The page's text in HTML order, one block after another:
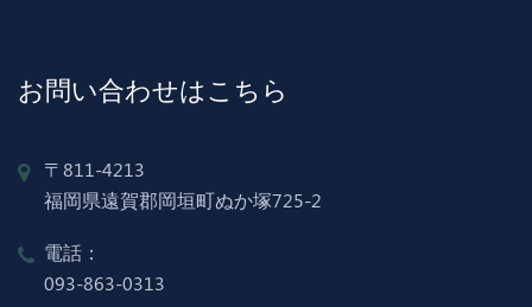
お問い合わせはこちら
〒811-4213
福岡県遠賀郡岡垣町ぬか塚725-2
電話：
093-863-0313